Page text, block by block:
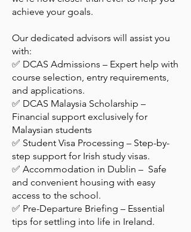
achieve your goals.
Our dedicated advisors will assist you
with:
✅ DCAS Admissions – Expert help with
course selection, entry requirements,
and applications.
✅ DCAS Malaysia Scholarship –
Financial support exclusively for
Malaysian students
✅ Student Visa Processing – Step-by-
step support for Irish study visas.
✅ Accommodation in Dublin – Safe
and convenient housing with easy
access to the school.
✅ Pre-Departure Briefing – Essential
tips for settling into life in Ireland.